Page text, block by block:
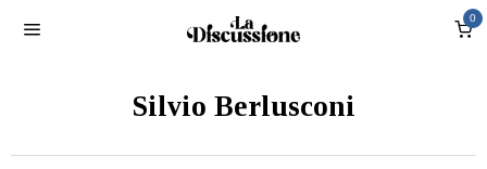
0
Silvio Berlusconi